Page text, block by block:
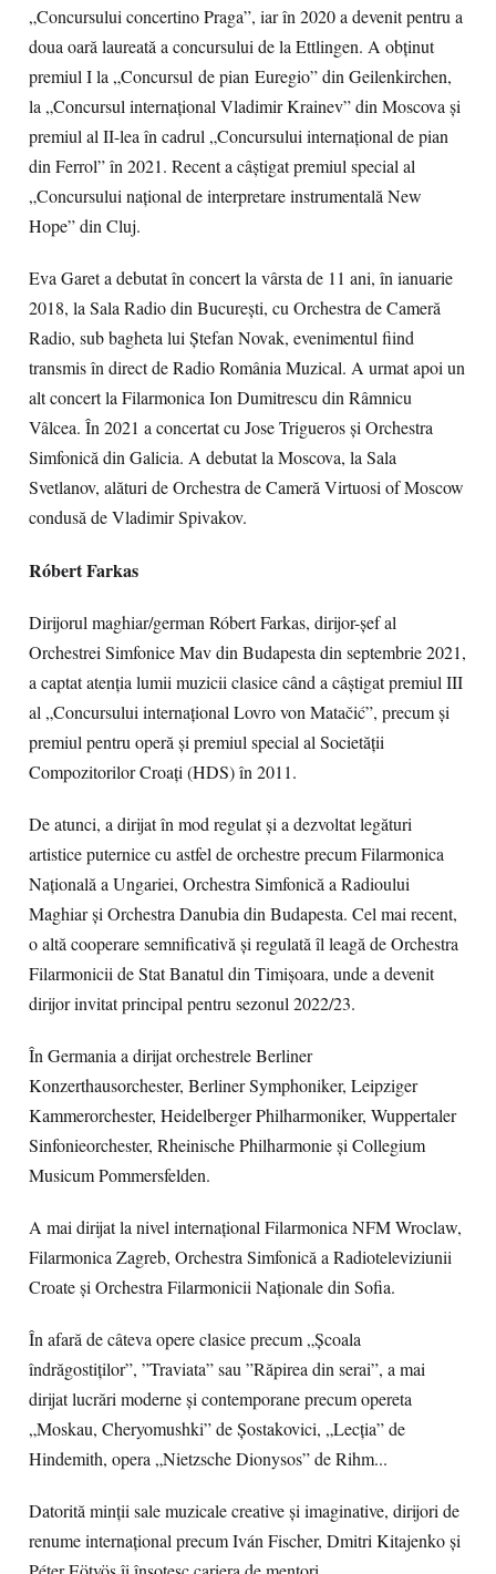
„Concursului concertino Praga”, iar în 2020 a devenit pentru a
doua oară laureată a concursului de la Ettlingen. A obținut
premiul I la „Concursul de pian Euregio” din Geilenkirchen,
la „Concursul internațional Vladimir Krainev” din Moscova și
premiul al II-lea în cadrul „Concursului internațional de pian
din Ferrol” în 2021. Recent a câștigat premiul special al
„Concursului național de interpretare instrumentală New
Hope” din Cluj.
Eva Garet a debutat în concert la vârsta de 11 ani, în ianuarie
2018, la Sala Radio din București, cu Orchestra de Cameră
Radio, sub bagheta lui Ștefan Novak, evenimentul fiind
transmis în direct de Radio România Muzical. A urmat apoi un
alt concert la Filarmonica Ion Dumitrescu din Râmnicu
Vâlcea. În 2021 a concertat cu Jose Trigueros și Orchestra
Simfonică din Galicia. A debutat la Moscova, la Sala
Svetlanov, alături de Orchestra de Cameră Virtuosi of Moscow
condusă de Vladimir Spivakov.
Róbert Farkas
Dirijorul maghiar/german Róbert Farkas, dirijor-șef al
Orchestrei Simfonice Mav din Budapesta din septembrie 2021,
a captat atenția lumii muzicii clasice când a câștigat premiul III
al „Concursului internațional Lovro von Matačić”, precum și
premiul pentru operă și premiul special al Societății
Compozitorilor Croați (HDS) în 2011.
De atunci, a dirijat în mod regulat și a dezvoltat legături
artistice puternice cu astfel de orchestre precum Filarmonica
Națională a Ungariei, Orchestra Simfonică a Radioului
Maghiar și Orchestra Danubia din Budapesta. Cel mai recent,
o altă cooperare semnificativă și regulată îl leagă de Orchestra
Filarmonicii de Stat Banatul din Timișoara, unde a devenit
dirijor invitat principal pentru sezonul 2022/23.
În Germania a dirijat orchestrele Berliner
Konzerthausorchester, Berliner Symphoniker, Leipziger
Kammerorchester, Heidelberger Philharmoniker, Wuppertaler
Sinfonieorchester, Rheinische Philharmonie și Collegium
Musicum Pommersfelden.
A mai dirijat la nivel internațional Filarmonica NFM Wroclaw,
Filarmonica Zagreb, Orchestra Simfonică a Radioteleviziunii
Croate și Orchestra Filarmonicii Naționale din Sofia.
În afară de câteva opere clasice precum „Școala
îndrăgostiților”, ”Traviata” sau ”Răpirea din serai”, a mai
dirijat lucrări moderne și contemporane precum opereta
„Moskau, Cheryomushki”de Șostakovici, „Lecția” de
Hindemith, opera „Nietzsche Dionysos” de Rihm...
Datorită minții sale muzicale creative și imaginative, dirijori de
renume internațional precum Iván Fischer, Dmitri Kitajenko și